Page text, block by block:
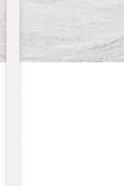
Vertrekdatum
Vervoer